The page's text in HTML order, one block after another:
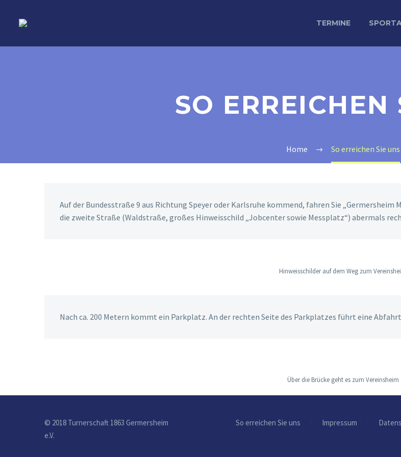
TERMINE
SO ERREICHEN
Home So erreichen Sie uns
Auf der Bundesstraße 9 aus Richtung Speyer oder Karlsruhe kommend, fahren Sie
die zweite Straße (Waldstraße, großes Hinweisschild „Jobcenter sowie Messplatz“) abermals
Hinweisschilder auf dem Weg zum
Nach ca. 200 Metern kommt ein Parkplatz. An der rechten Seite des Parkplatzes führt eine
Über die Brücke geht es zum Vereinsheim
So erreichen Sie uns Impressum
© 2018 Turnerschaft 1863 Germersheim
e.V.